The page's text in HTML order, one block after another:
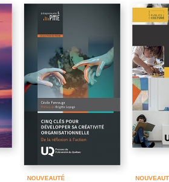
NOUVEAUTÉ